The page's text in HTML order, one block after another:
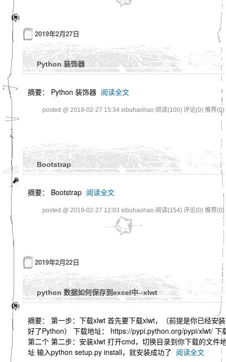
2019年2月27日
Python 装饰器
摘要： Python 装饰器 阅读全文
posted @ 2019-02-27 15:34 xibuhaohao 阅读(100) 评论(0) 推荐(0)
Bootstrap
摘要： Bootstrap 阅读全文
posted @ 2019-02-27 12:03 xibuhaohao 阅读(154) 评论(0) 推荐(0)
2019年2月22日
python 数据如何保存到excel中--xlwt
摘要： 第一步：下载xlwt 首先要下载xlwt，（前提是你已经安装
好了Python） 下载地址： https://pypi.python.org/pypi/xlwt/ 下
第二个 第二步：安装xlwt 打开cmd，切换目录到你下载的文件
址 输入python setup.py install，就安装成功了 阅读全文